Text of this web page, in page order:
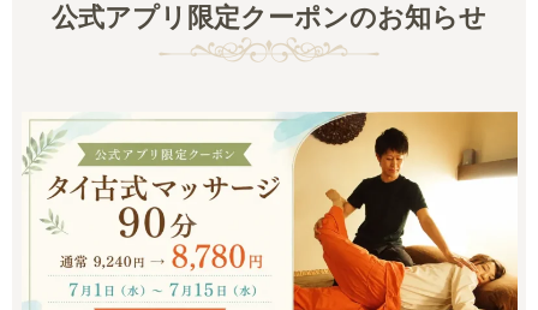
公式アプリ限定クーポンのお知らせ